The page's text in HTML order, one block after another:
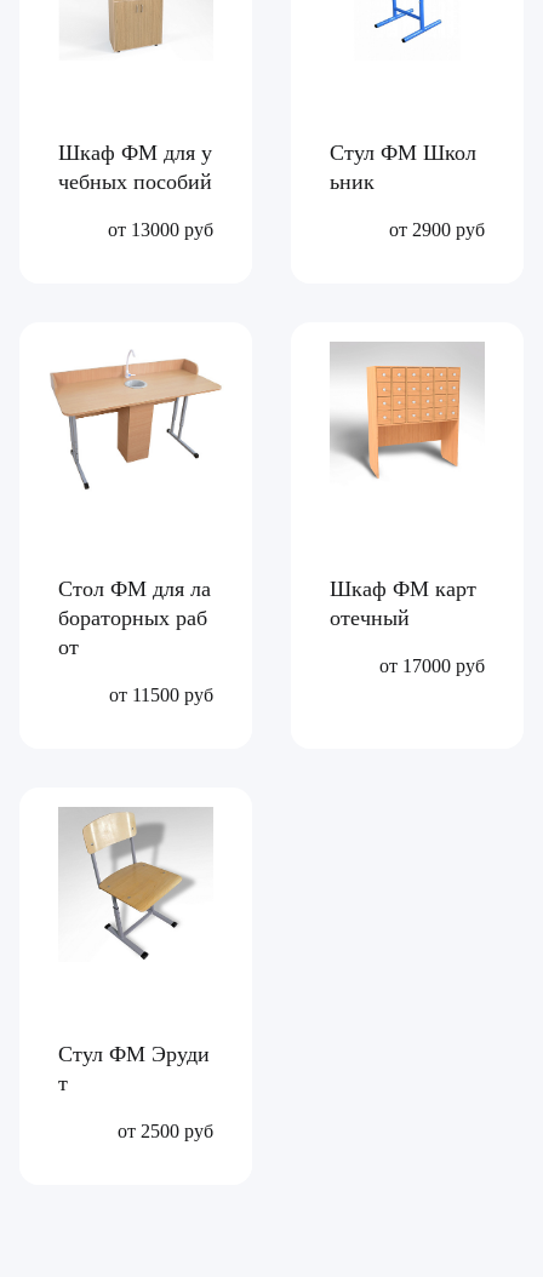
Шкаф ФМ для у
чебных пособий
от 13000 руб
Стул ФМ Школ
ьник
от 2900 руб
Стол ФМ для ла
бораторных раб
от
от 11500 руб
Шкаф ФМ карт
отечный
от 17000 руб
Стул ФМ Эруди
т
от 2500 руб